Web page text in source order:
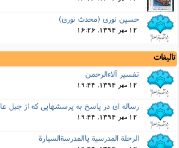
حسین نوری (محدث نوری)
12 مهر 1394, 16:26
تالیفات
تفسیر آلاءالرحمن
12 مهر 1394, 19:44
12 مهر 1394, 19:44
الرحلة المدرسیة یاالمدرسةالسیارة